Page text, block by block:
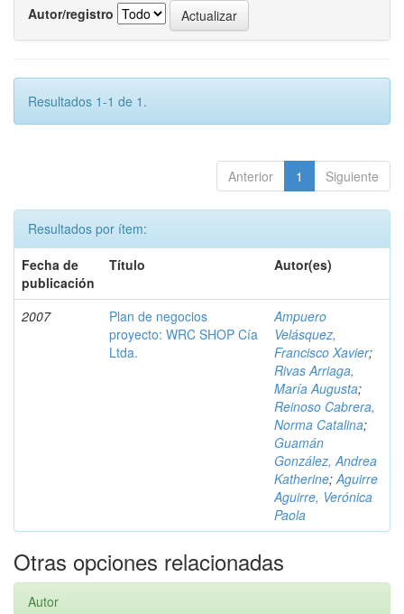
Autor/registro
Resultados 1-1 de 1.
Anterior 1 Siguiente
Resultados por ítem:
Fecha de
publicación
Título Autor(es)
2007
Plan de negocios
proyecto: WRC SHOP Cía
Ltda.
Ampuero
Velásquez,
Francisco Xavier;
Rivas Arriaga,
María Augusta;
Reinoso Cabrera,
Norma Catalina;
Guamán
González, Andrea
Katherine;Aguirre
Aguirre, Verónica
Paola
Otras opciones relacionadas
Autor